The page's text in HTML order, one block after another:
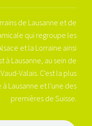
de Lausanne et de
qui regroupe les
et la Lorraine ainsi
à Lausanne, au sein de
Valais. C'est la plus
Lausanne et l'une des
premières de Suisse.